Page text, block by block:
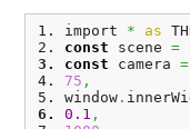
import * as
const scene =
const camera =
75 ,
window .
0.1 ,